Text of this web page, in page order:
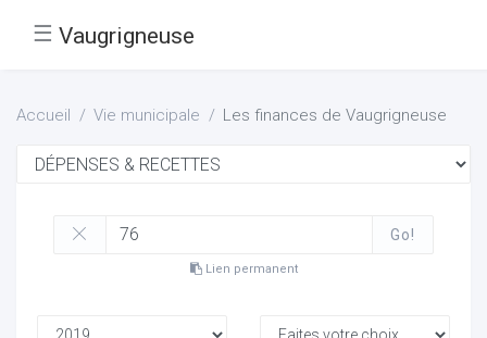
☰ Vaugrigneuse
Accueil Vie municipale Les finances de Vaugrigneuse
Go!
Lien permanent